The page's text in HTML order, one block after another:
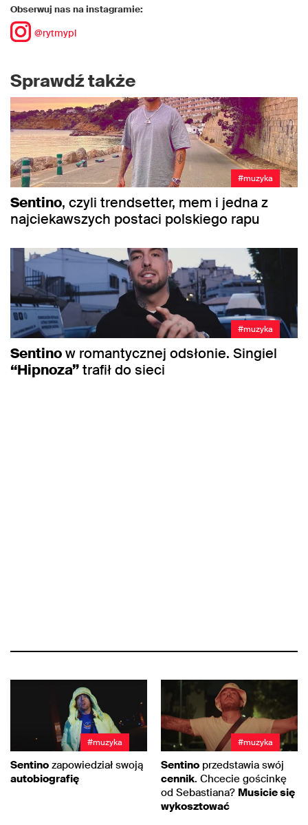
Obserwuj nas na instagramie:
@rytmypl
Sprawdź także
#muzyka
Sentino, czyli trendsetter, mem i jedna z
najciekawszych postaci polskiego rapu
#muzyka
Sentinow romantycznej odsłonie. Singiel
“Hipnoza”trafił do sieci
#muzyka
Sentino zapowiedział swoją
autobiografię
#muzyka
Sentino przedstawia swój
cennik. Chcecie gościnkę
od Sebastiana? Musicie się
wykosztować